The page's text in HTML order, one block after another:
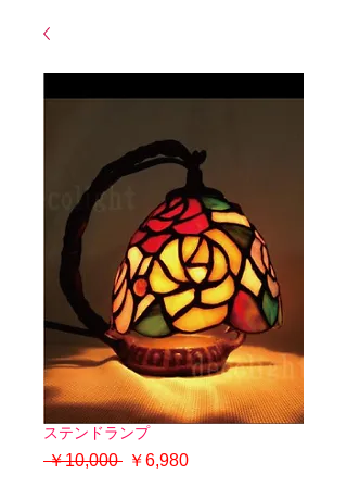
ステンドランプ
￥10,000 通￥6,980セ